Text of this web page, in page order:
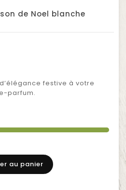
de Noel blanche
festive à votre
parfum.
au panier